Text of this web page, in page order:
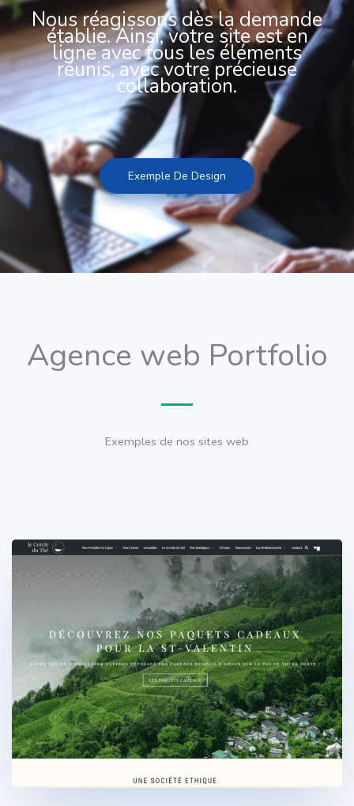
Nous réagissons dès la demande
établie. Ainsi, votre site est en
ligne avec tous les éléments
réunis, avec votre précieuse
collaboration.
Exemple De Design
Agence web Portfolio
Exemples de nos sites web